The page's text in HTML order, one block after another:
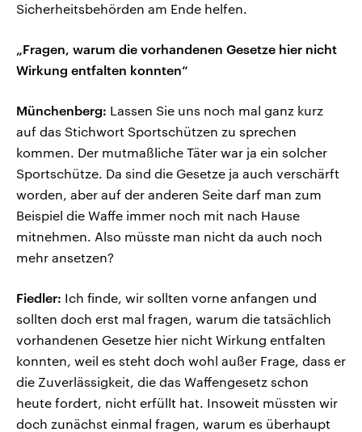
Sicherheitsbehörden am Ende helfen.
„Fragen, warum die vorhandenen Gesetze hier nicht
Wirkung entfalten konnten“
Münchenberg: Lassen Sie uns noch mal ganz kurz
auf das Stichwort Sportschützen zu sprechen
kommen. Der mutmaßliche Täter war ja ein solcher
Sportschütze. Da sind die Gesetze ja auch verschärft
worden, aber auf der anderen Seite darf man zum
Beispiel die Waffe immer noch mit nach Hause
mitnehmen. Also müsste man nicht da auch noch
mehr ansetzen?
Fiedler: Ich finde, wir sollten vorne anfangen und
sollten doch erst mal fragen, warum die tatsächlich
vorhandenen Gesetze hier nicht Wirkung entfalten
konnten, weil es steht doch wohl außer Frage, dass er
die Zuverlässigkeit, die das Waffengesetz schon
heute fordert, nicht erfüllt hat. Insoweit müssten wir
doch zunächst einmal fragen, warum es überhaupt